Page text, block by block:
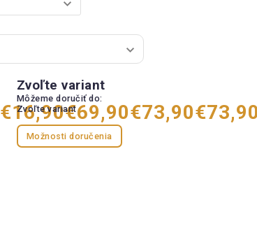
€16,90€69,90€73,90
Zvoľte variant
Môžeme doručiť do:
Zvoľte variant
Možnosti doručenia